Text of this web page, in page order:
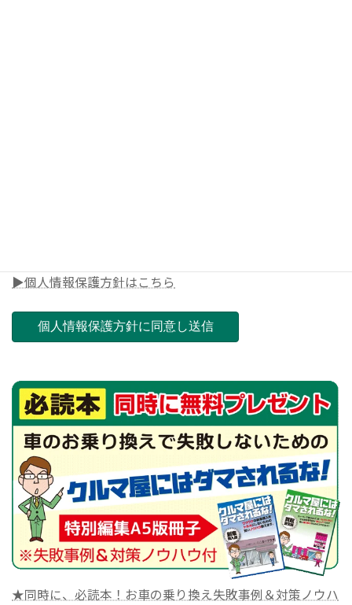
▶個人情報保護方針はこちら
★同時に、必読本！お車の乗り換え失敗事例＆対策ノウハ